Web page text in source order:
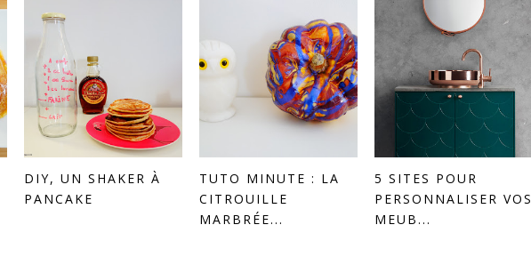
DIY, UN SHAKER À
PANCAKE
TUTO MINUTE : LA
CITROUILLE
MARBRÉE...
5 SITES POUR
PERSONNALISER VOS
MEUB...